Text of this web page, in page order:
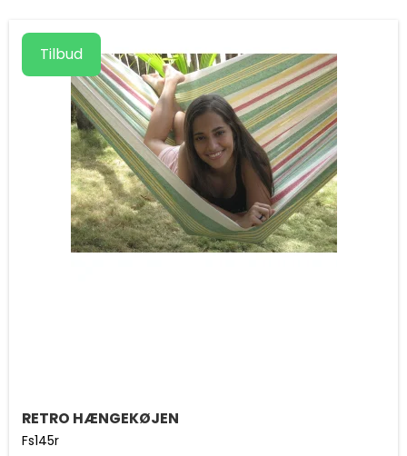
Tilbud
RETRO HÆNGEKØJEN
Fs145r